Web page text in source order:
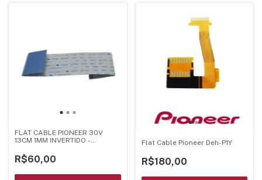
FLAT CABLE PIONEER 30V
13CM 1MM INVERTIDO -
R$60,00
Flat Cable Pioneer Deh-P1Y
R$180,00